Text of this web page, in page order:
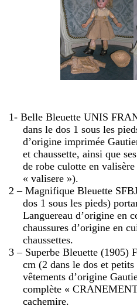
1- Belle Bleuette UNIS
dans le dos 1 sous les
d’origine imprimée
et chaussette, ainsi que
de robe culotte en
« valisere »).
2 – Magnifique Bleuette
dos 1 sous les pieds)
Languereau d’origine en
chaussures d’origine en
chaussettes.
3 – Superbe Bleuette (1905)
cm (2 dans le dos et petits
vêtements d’origine
complète «
cachemire.